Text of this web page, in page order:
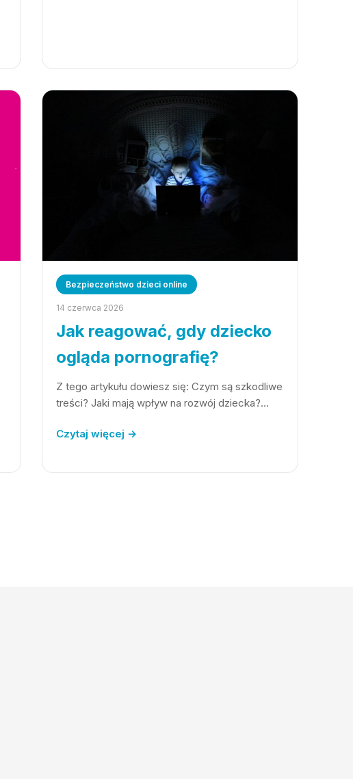
Bezpieczeństwo dzieci online
14 czerwca 2026
Jak reagować, gdy dziecko
ogląda pornografię?
Z tego artykułu dowiesz się: Czym są szkodliwe
treści? Jaki mają wpływ na rozwój dziecka?…
Czytaj więcej →